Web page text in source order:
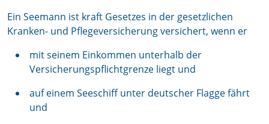
Ein Seemann ist kraft Gesetzes in der gesetzlichen
Kranken- und Pflegeversicherung versichert, wenn er
mit seinem Einkommen unterhalb der
Versicherungspflichtgrenze liegt und
auf einem Seeschiff unter deutscher Flagge fährt
und